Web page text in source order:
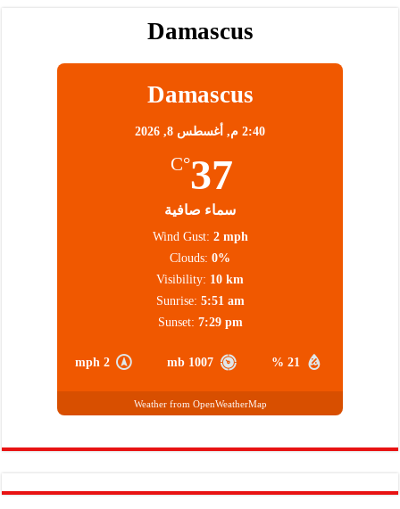
Damascus
Damascus
2:40 م, أغسطس 8, 2026
37
°C
سماء صافية
21 %
1007 mb
2 mph
Wind Gust: 2 mph
Clouds: 0%
Visibility: 10 km
Sunrise: 5:51 am
Sunset: 7:29 pm
Weather from OpenWeatherMap